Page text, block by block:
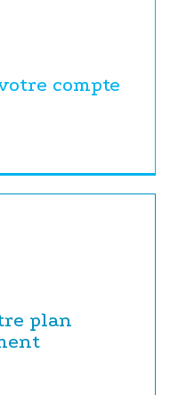
compte
plan